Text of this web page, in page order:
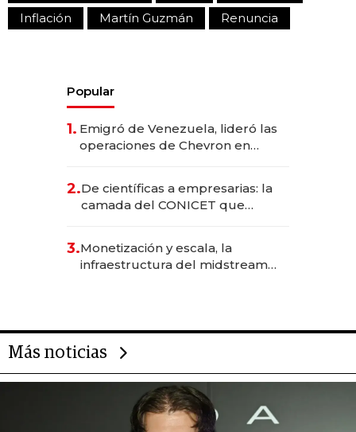
Inflación
Martín Guzmán Renuncia
Popular
1. Emigró de Venezuela, lideró las
operaciones de Chevron en
2.De científicas a empresarias: la
camada del CONICET que
3.Monetización y escala, la
infraestructura del midstream
Más noticias